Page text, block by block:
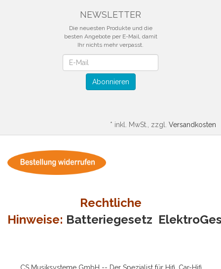
NEWSLETTER
Die neuesten Produkte und die
besten Angebote per E-Mail, damit
Ihr nichts mehr verpasst.
Abonnieren
* inkl. MwSt., zzgl. Versandkosten
Rechtliche
Hinweise: Batteriegesetz